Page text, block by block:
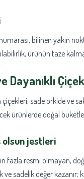
bilinen yakın
ürünün taze
Dayanıklı
sade orkide ve
ürünlerde doğal
olsun jestleri
fazla resmi olmayan,
ve sadelik değer